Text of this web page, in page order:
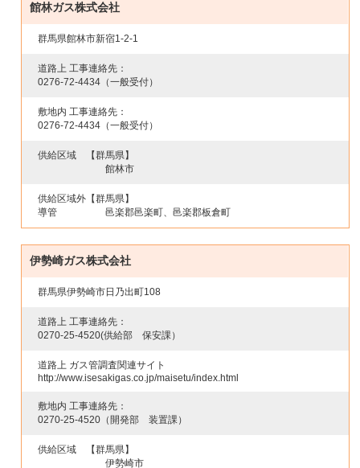
館林ガス株式会社
群馬県館林市新宿1-2-1
道路上 工事連絡先：
0276-72-4434 （一般受付）
敷地内 工事連絡先：
0276-72-4434 （一般受付）
供給区域
【群馬県】
館林市
供給区域外
導管
【群馬県】
邑楽郡邑楽町、邑楽郡板倉町
伊勢崎ガス株式会社
群馬県伊勢崎市日乃出町108
道路上 工事連絡先：
0270-25-4520(供給部 保安課）
道路上 ガス管調査関連サイト
http://www.isesakigas.co.jp/maisetu/index.html
敷地内 工事連絡先：
0270-25-4520 （開発部 装置課）
供給区域
【群馬県】
伊勢崎市